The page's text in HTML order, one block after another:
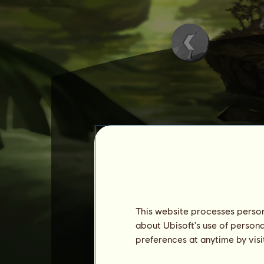
også be om hjelp fra
Når denne hesten er
dukke opp på en hvilken
This website processes
about Ubisoft's use of
preferences at anytime by